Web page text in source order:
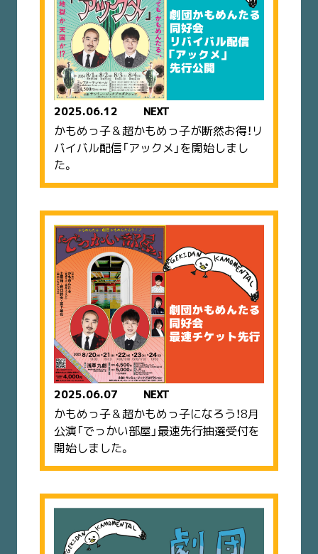
2025.06.12 NEXT
かもめっ子＆超かもめっ子が断然お得！リ
バイバル配信「アックメ」を開始しまし
た。
2025.06.07 NEXT
かもめっ子＆超かもめっ子になろう！8月
公演「でっかい部屋」最速先行抽選受付を
開始しました。